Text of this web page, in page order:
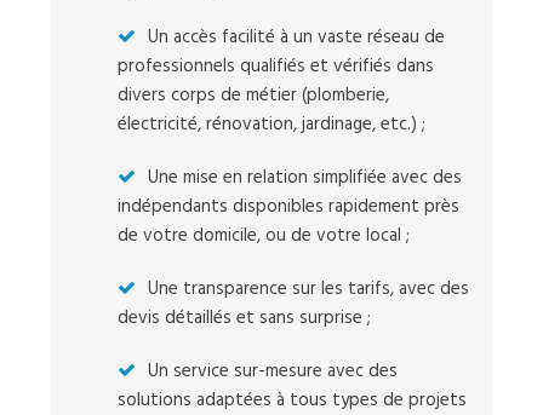
Un accès facilité à un vaste réseau de
professionnels qualifiés et vérifiés dans
divers corps de métier (plomberie,
électricité, rénovation, jardinage, etc.) ;
Une mise en relation simplifiée avec des
indépendants disponibles rapidement près
de votre domicile, ou de votre local ;
Une transparence sur les tarifs, avec des
devis détaillés et sans surprise ;
Un service sur-mesure avec des
solutions adaptées à tous types de projets